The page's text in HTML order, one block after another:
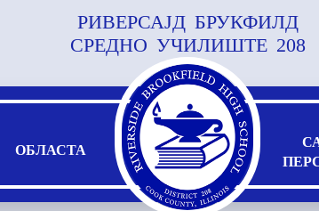
Прескокнете
до
главната
содржина
РИВЕРСАЈД БРУКФИЛД
СРЕДНО УЧИЛИШТЕ 208
ОБЛАСТА